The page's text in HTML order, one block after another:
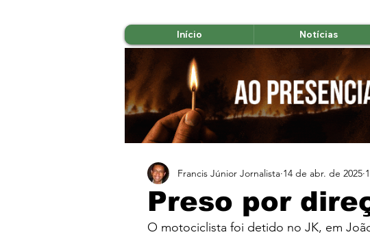
Início Notícias
Preso por
Francis Júnior Jornalista 14 de abr. de 2025
O motociclista foi detido no JK, em